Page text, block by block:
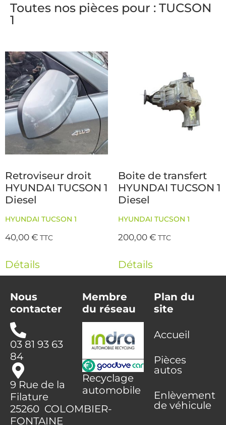
Toutes nos pièces pour : TUCSON
1
Retroviseur droit
HYUNDAI TUCSON 1
Diesel
HYUNDAI TUCSON 1
40,00€ TTC
Détails
Boite de transfert
HYUNDAI TUCSON 1
Diesel
HYUNDAI TUCSON 1
200,00€ TTC
Détails
Nous
contacter
03 81 93 63
84
9 Rue de la
Filature
25260 COLOMBIER-
FONTAINE
Membre
du réseau
Recyclage
automobile
Plan du
site
Accueil
Pièces
autos
Enlèvement
de véhicule